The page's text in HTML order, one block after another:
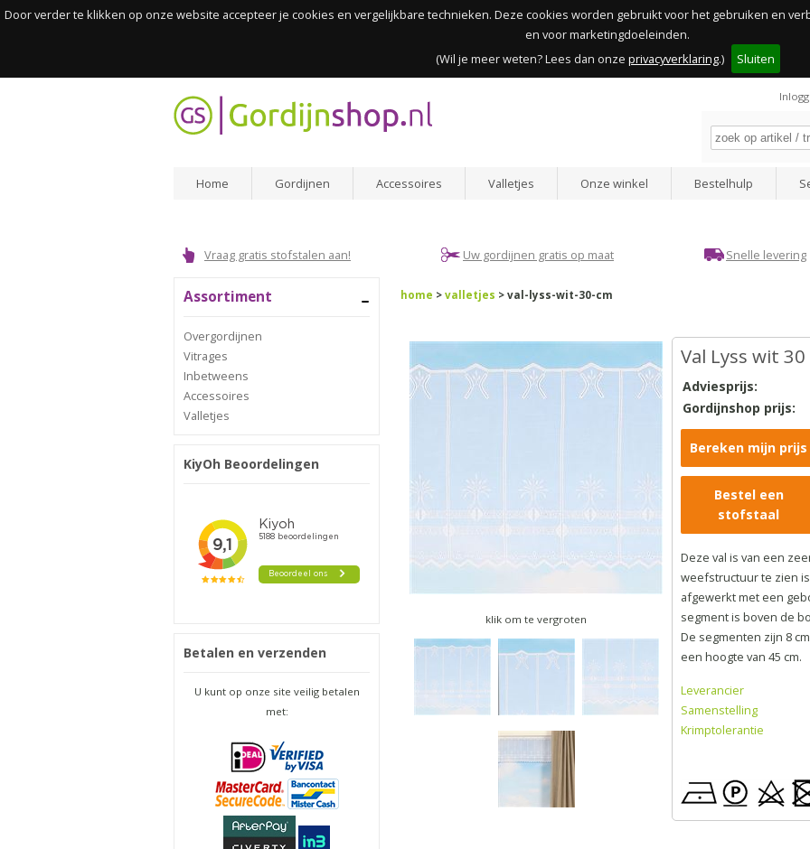
Door verder te klikken op onze website accepteer je cookies en vergelijkbare technieken. Deze cookies worden gebruikt voor het gebruiken en
en voor marketingdoeleinden.
(Wil je meer weten? Lees dan onze privacyverklaring.) Sluiten
Home Gordijnen Accessoires Valletjes Onze winkel Bestelhulp
Vraag gratis stofstalen aan! Uw gordijnen gratis op maat Snelle levering
Assortiment
Overgordijnen
Vitrages
Inbetweens
Accessoires
Valletjes
KiyOh Beoordelingen
Betalen en verzenden
U kunt op onze site veilig betalen
met:
home > valletjes > val-lyss-wit-30-cm
klik om te vergroten
Val Lyss wit
Adviesprijs:
Gordijnshop prijs:
Bereken mijn prijs
Bestel een
stofstaal
Deze val is van een
weefstructuur te zien
afgewerkt met een
segment is boven de
De segmenten zijn 8
een hoogte van 45 cm.
Leverancier
Samenstelling
Krimptolerantie